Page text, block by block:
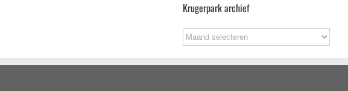
Krugerpark archief
Krugerpark
archief